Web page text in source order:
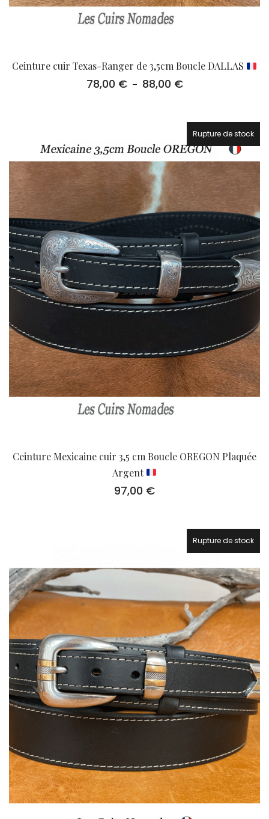
Ceinture cuir Texas-Ranger de 3,5cm Boucle DALLAS
78,00 € – 88,00 €Plage
78,00 €
88,00 €
Rupture de stock
Ceinture Mexicaine cuir 3,5 cm Boucle OREGON Plaquée
Argent
97,00 €
Rupture de stock